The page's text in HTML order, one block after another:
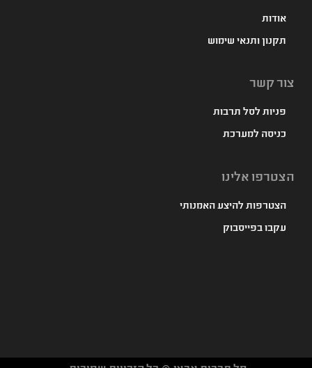
אודות
תקנון ותנאי שימוש
צור קשר
פניות לסל תרבות
כניסה למערכת
הצטרפו אלינו
הצטרפות להיצע האמנותי
עקבו בפייסבוק